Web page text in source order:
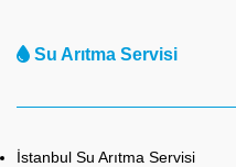
Su Arıtma Servisi
İstanbul Su Arıtma Servisi